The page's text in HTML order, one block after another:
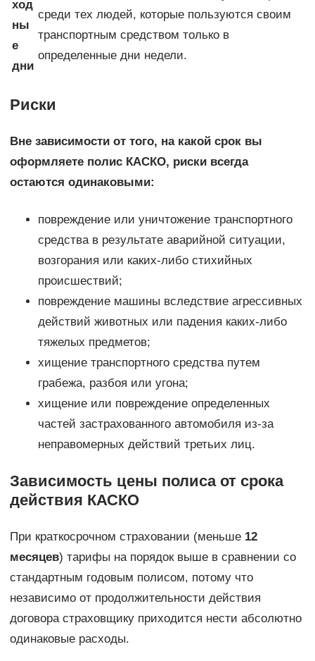
ход
ны
е
дни
среди тех людей, которые пользуются своим
транспортным средством только в
определенные дни недели.
Риски
Вне зависимости от того, на какой срок вы
оформляете полис КАСКО, риски всегда
остаются одинаковыми:
повреждение или уничтожение транспортного
средства в результате аварийной ситуации,
возгорания или каких-либо стихийных
происшествий;
повреждение машины вследствие агрессивных
действий животных или падения каких-либо
тяжелых предметов;
хищение транспортного средства путем
грабежа, разбоя или угона;
хищение или повреждение определенных
частей застрахованного автомобиля из-за
неправомерных действий третьих лиц.
Зависимость цены полиса от срока
действия КАСКО
При краткосрочном страховании (меньше 12
месяцев) тарифы на порядок выше в сравнении со
стандартным годовым полисом, потому что
независимо от продолжительности действия
договора страховщику приходится нести абсолютно
одинаковые расходы.